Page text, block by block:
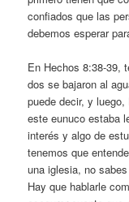
confiados que las
debemos esperar
En Hechos 8:38-39,
dos se bajaron al
puede decir, y
este eunuco estaba
interés y algo de
tenemos que
una iglesia, no
Hay que hablarle